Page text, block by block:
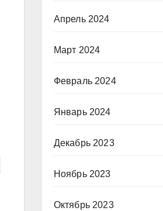
Апрель 2024
Март 2024
Февраль 2024
Январь 2024
Декабрь 2023
Ноябрь 2023
Октябрь 2023